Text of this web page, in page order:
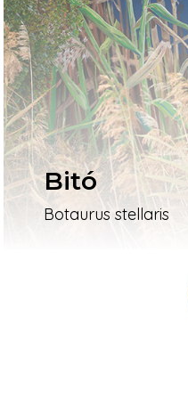
Bitó
Botaurus stellaris